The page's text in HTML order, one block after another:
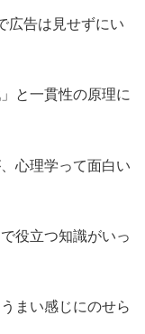
広告は見せずにい
と一貫性の原理に
心理学って面白い
役立つ知識がいっ
まい感じにのせら